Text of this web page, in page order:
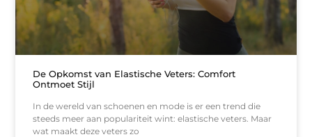
De Opkomst van Elastische Veters: Comfort
Ontmoet Stijl
In de wereld van schoenen en mode is er een trend die
steeds meer aan populariteit wint: elastische veters. Maar
wat maakt deze veters zo